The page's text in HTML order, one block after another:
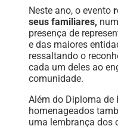
Neste ano, o evento
seus familiares,
presença de
e das maiores
ressaltando o
cada um deles ao
comunidade.
Além do Diploma de
homenageados
uma lembrança dos